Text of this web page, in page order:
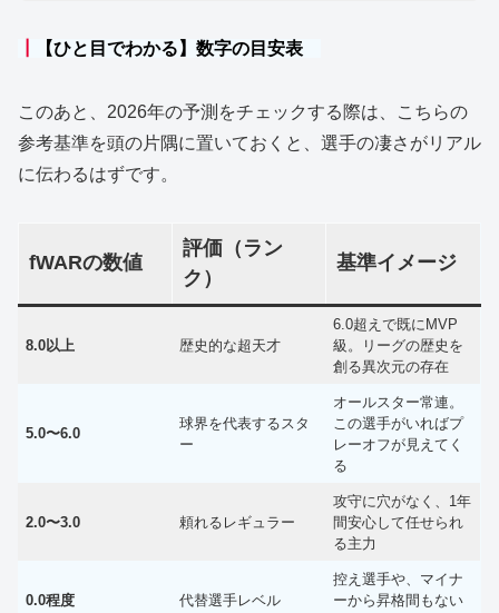
【ひと目でわかる】数字の目安表
このあと、2026年の予測をチェックする際は、こちらの
参考基準を頭の片隅に置いておくと、選手の凄さがリアル
に伝わるはずです。
fWARの数値
評価（ラン
ク）
基準イメージ
8.0以上 歴史的な超天才
6.0超えで既にMVP
級。リーグの歴史を
創る異次元の存在
5.0〜6.0
球界を代表するスタ
ー
オールスター常連。
この選手がいればプ
レーオフが見えてく
る
2.0〜3.0 頼れるレギュラー
攻守に穴がなく、1年
間安心して任せられ
る主力
0.0程度 代替選手レベル
控え選手や、マイナ
ーから昇格間もない